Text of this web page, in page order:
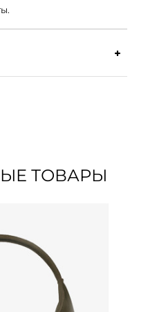
ТОВАРЫ